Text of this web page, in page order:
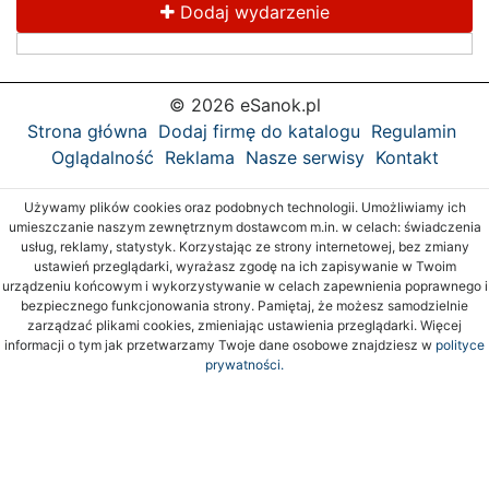
Dodaj wydarzenie
© 2026 eSanok.pl
Strona główna Dodaj firmę do katalogu Regulamin
Oglądalność Reklama Nasze serwisy Kontakt
Używamy plików cookies oraz podobnych technologii. Umożliwiamy ich
umieszczanie naszym zewnętrznym dostawcom m.in. w celach: świadczenia
usług, reklamy, statystyk. Korzystając ze strony internetowej, bez zmiany
ustawień przeglądarki, wyrażasz zgodę na ich zapisywanie w Twoim
urządzeniu końcowym i wykorzystywanie w celach zapewnienia poprawnego i
bezpiecznego funkcjonowania strony. Pamiętaj, że możesz samodzielnie
zarządzać plikami cookies, zmieniając ustawienia przeglądarki. Więcej
informacji o tym jak przetwarzamy Twoje dane osobowe znajdziesz w polityce
prywatności.